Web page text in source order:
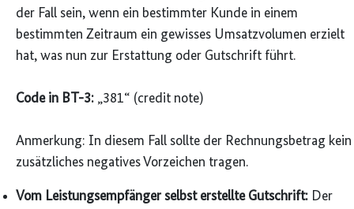
der Fall sein, wenn ein bestimmter Kunde in einem
bestimmten Zeitraum ein gewisses Umsatz­volumen erzielt
hat, was nun zur Erstattung oder Gutschrift führt.
Code in BT-3: „381“ (credit note)
Anmerkung: In diesem Fall sollte der Rechnungs­betrag kein
zusätzliches negatives Vorzeichen tragen.
Vom Leistungs­empfänger selbst erstellte Gutschrift: Der